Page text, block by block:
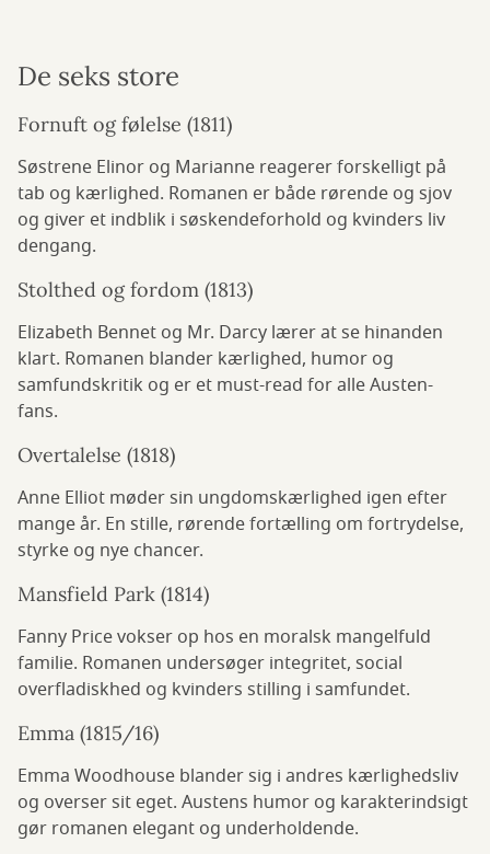
De seks store
Fornuft og følelse (1811)
Søstrene Elinor og Marianne reagerer forskelligt på
tab og kærlighed. Romanen er både rørende og sjov
og giver et indblik i søskendeforhold og kvinders liv
dengang.
Stolthed og fordom (1813)
Elizabeth Bennet og Mr. Darcy lærer at se hinanden
klart. Romanen blander kærlighed, humor og
samfundskritik og er et must-read for alle Austen-
fans.
Overtalelse (1818)
Anne Elliot møder sin ungdomskærlighed igen efter
mange år. En stille, rørende fortælling om fortrydelse,
styrke og nye chancer.
Mansfield Park (1814)
Fanny Price vokser op hos en moralsk mangelfuld
familie. Romanen undersøger integritet, social
overfladiskhed og kvinders stilling i samfundet.
Emma (1815/16)
Emma Woodhouse blander sig i andres kærlighedsliv
og overser sit eget. Austens humor og karakterindsigt
gør romanen elegant og underholdende.